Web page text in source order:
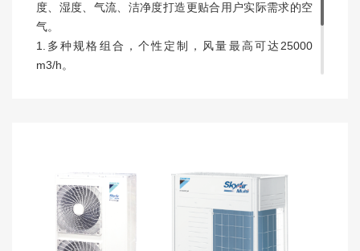
度、湿度、气流、洁净度打造更贴合用户实际需求的空
气。
1.多种规格组合，个性定制，风量最高可达25000
m3/h。